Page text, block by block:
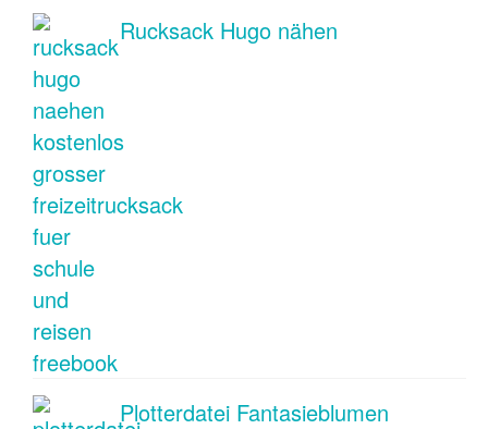
Rucksack Hugo nähen
Plotterdatei Fantasieblumen